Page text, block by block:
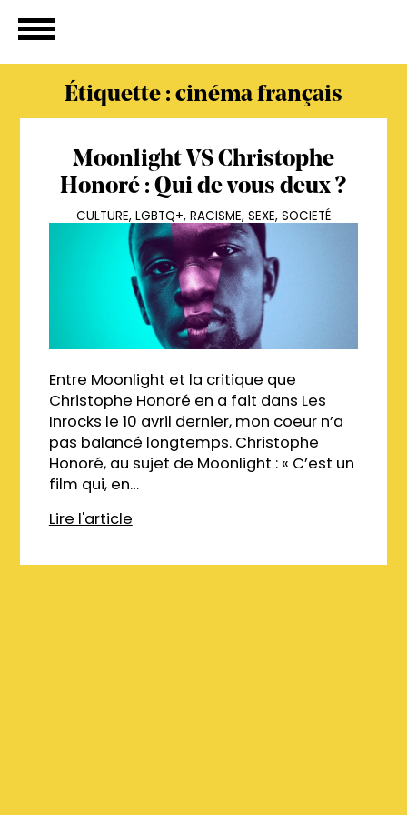
Étiquette : cinéma français
Moonlight VS Christophe
Honoré : Qui de vous deux ?
CULTURE, LGBTQ+, RACISME, SEXE, SOCIETÉ
Entre Moonlight et la critique que
Christophe Honoré en a fait dans Les
Inrocks le 10 avril dernier, mon coeur n’a
pas balancé longtemps. Christophe
Honoré, au sujet de Moonlight : « C’est un
film qui, en…
Lire l'article